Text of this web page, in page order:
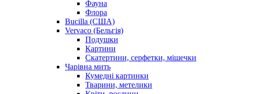
Фауна
Флора
Bucilla (США)
Vervaco (Бельгія)
Подушки
Картини
Скатертини, серфетки, мішечки
Чарiвна мить
Кумедні картинки
Тварини, метелики